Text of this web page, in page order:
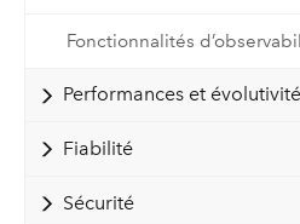
Fonctionnalités
Performances et évolutivité
Fiabilité
Sécurité